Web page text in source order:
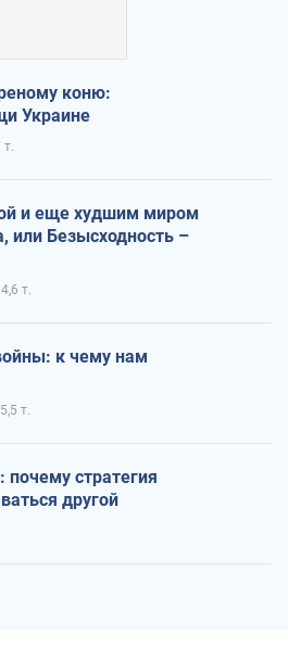
коню:
Украине
и еще худшим миром
или Безысходность –
4,6 т.
к чему нам
5,5 т.
почему стратегия
другой